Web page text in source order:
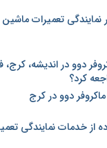
نمایندگی تعمیرات
دوو در اندیشه،
کرد؟
دوو در کرج
از خدمات نمایندگی